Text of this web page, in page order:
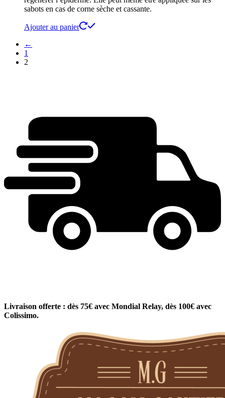
sabots en cas de corne sèche et cassante.
Ajouter au panier
←
1
2
Livraison offerte : dès 75€ avec Mondial Relay, dès 100€ avec
Colissimo.